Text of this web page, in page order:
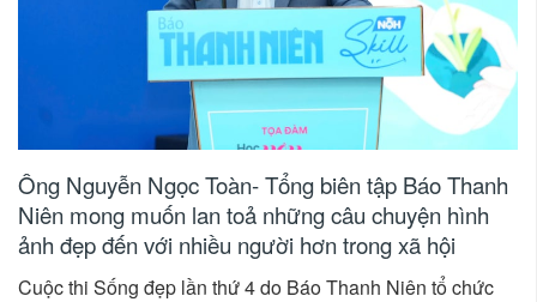
Ông Nguyễn Ngọc Toàn- Tổng biên tập Báo Thanh
Niên mong muốn lan toả những câu chuyện hình
ảnh đẹp đến với nhiều người hơn trong xã hội
Cuộc thi Sống đẹp lần thứ 4 do Báo Thanh Niên tổ chức